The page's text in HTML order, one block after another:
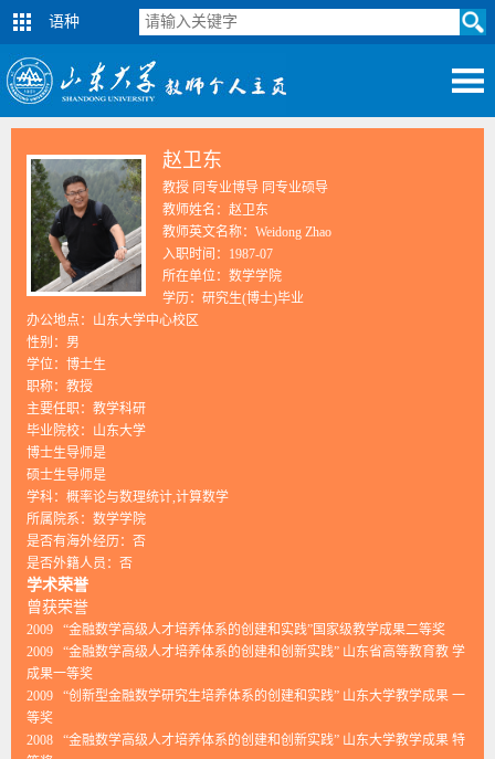
语种
赵卫东
教授 同专业博导 同专业硕导
教师姓名：赵卫东
教师英文名称：Weidong Zhao
入职时间：1987-07
所在单位：数学学院
学历：研究生(博士)毕业
办公地点：山东大学中心校区
性别：男
学位：博士生
职称：教授
主要任职：教学科研
毕业院校：山东大学
博士生导师是
硕士生导师是
学科：概率论与数理统计,计算数学
所属院系：数学学院
是否有海外经历：否
是否外籍人员：否
学术荣誉
曾获荣誉
2009 “金融数学高级人才培养体系的创建和实践”国家级教学成果二等奖
2009 “金融数学高级人才培养体系的创建和创新实践” 山东省高等教育教 学
成果一等奖
2009 “创新型金融数学研究生培养体系的创建和实践” 山东大学教学成果 一
等奖
2008 “金融数学高级人才培养体系的创建和创新实践” 山东大学教学成果 特